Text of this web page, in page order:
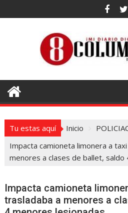
al
Tu estas aquí Inicio
Impacta camioneta limonera a
menores a clases de ballet, saldo
Impacta camioneta
trasladaba a menores a